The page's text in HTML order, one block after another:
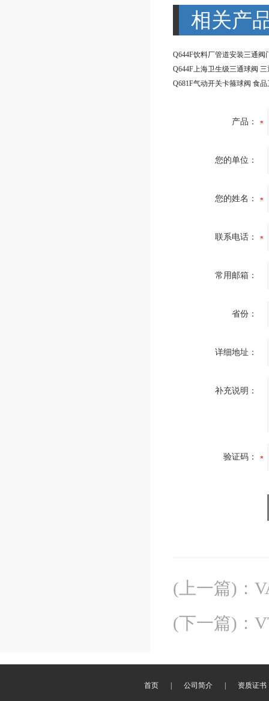
相关产
产品：
您的单位：
您的姓名：
联系电话：
常用邮箱：
省份：
详细地址：
补充说明：
验证码：
(上一篇) ：
(下一篇) ：
首页 公司简介 资质证书